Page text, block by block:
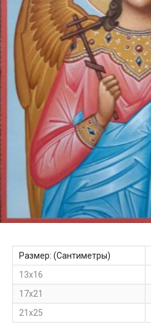
Размер: (Сантиметры)
13х16
17х21
21х25